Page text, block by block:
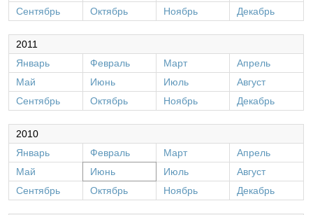
Сентябрь
Октябрь Ноябрь Декабрь
2011
Январь
Февраль Март
Апрель
Май
Июнь Июль
Август
Сентябрь
Октябрь Ноябрь Декабрь
2010
Январь
Февраль Март
Апрель
Май
Июнь Июль
Август
Сентябрь
Октябрь Ноябрь Декабрь